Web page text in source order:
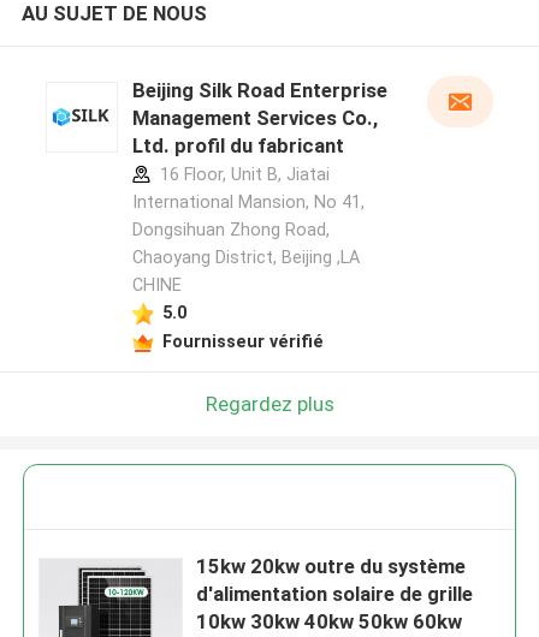
AU SUJET DE NOUS
Beijing Silk Road Enterprise
Management Services Co.,
Ltd. profil du fabricant
16 Floor, Unit B, Jiatai
International Mansion, No 41,
Dongsihuan Zhong Road,
Chaoyang District, Beijing ,LA
CHINE
5.0
Fournisseur vérifié
Regardez plus
15kw 20kw outre du système
d'alimentation solaire de grille
10kw 30kw 40kw 50kw 60kw